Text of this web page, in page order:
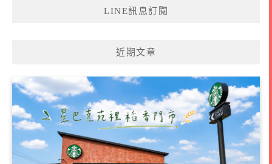
LINE訊息訂閱
近期文章